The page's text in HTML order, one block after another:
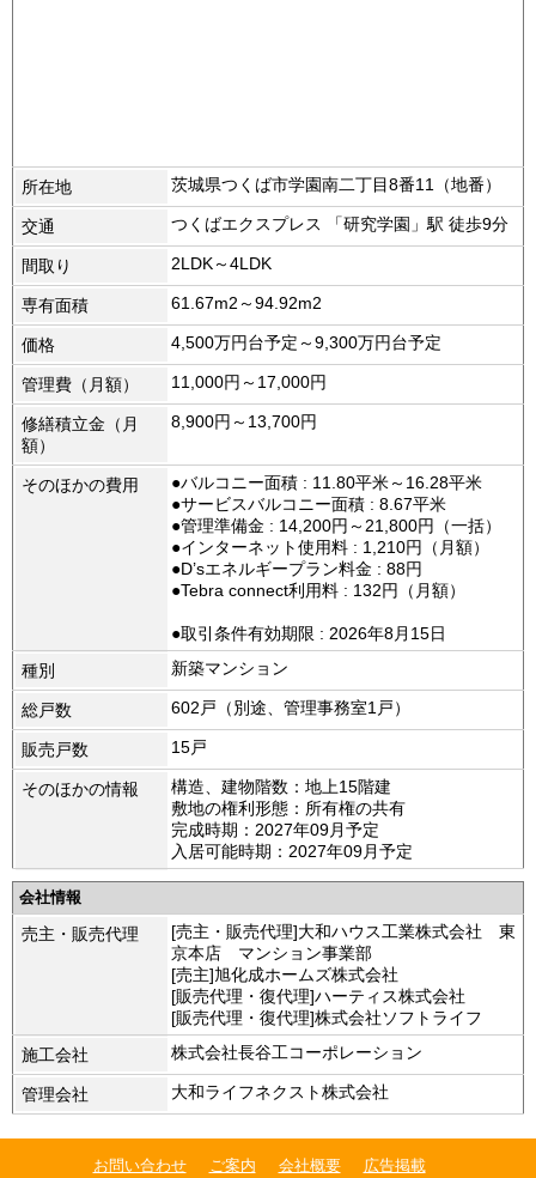
所在地 茨城県つくば市学園南二丁目8番11（地番）
交通 つくばエクスプレス 「研究学園」駅 徒歩9分
間取り 2LDK～4LDK
専有面積 61.67m2～94.92m2
価格 4,500万円台予定～9,300万円台予定
管理費（月額） 11,000円～17,000円
修繕積立金（月
額）
8,900円～13,700円
そのほかの費用
●バルコニー面積 : 11.80平米～16.28平米
●サービスバルコニー面積 : 8.67平米
●管理準備金 : 14,200円～21,800円（一括）
●インターネット使用料 : 1,210円（月額）
●D’sエネルギープラン料金 : 88円
●Tebra connect利用料 : 132円（月額）
●取引条件有効期限 : 2026年8月15日
種別
新築マンション
総戸数 602戸（別途、管理事務室1戸）
販売戸数 15戸
そのほかの情報
構造、建物階数：地上15階建
敷地の権利形態：所有権の共有
完成時期：2027年09月予定
入居可能時期：2027年09月予定
会社情報
売主・販売代理
[売主・販売代理]大和ハウス工業株式会社 東
京本店 マンション事業部
[売主]旭化成ホームズ株式会社
[販売代理・復代理]ハーティス株式会社
[販売代理・復代理]株式会社ソフトライフ
施工会社
株式会社長谷工コーポレーション
管理会社 大和ライフネクスト株式会社
お問い合わせ ご案内 会社概要 広告掲載